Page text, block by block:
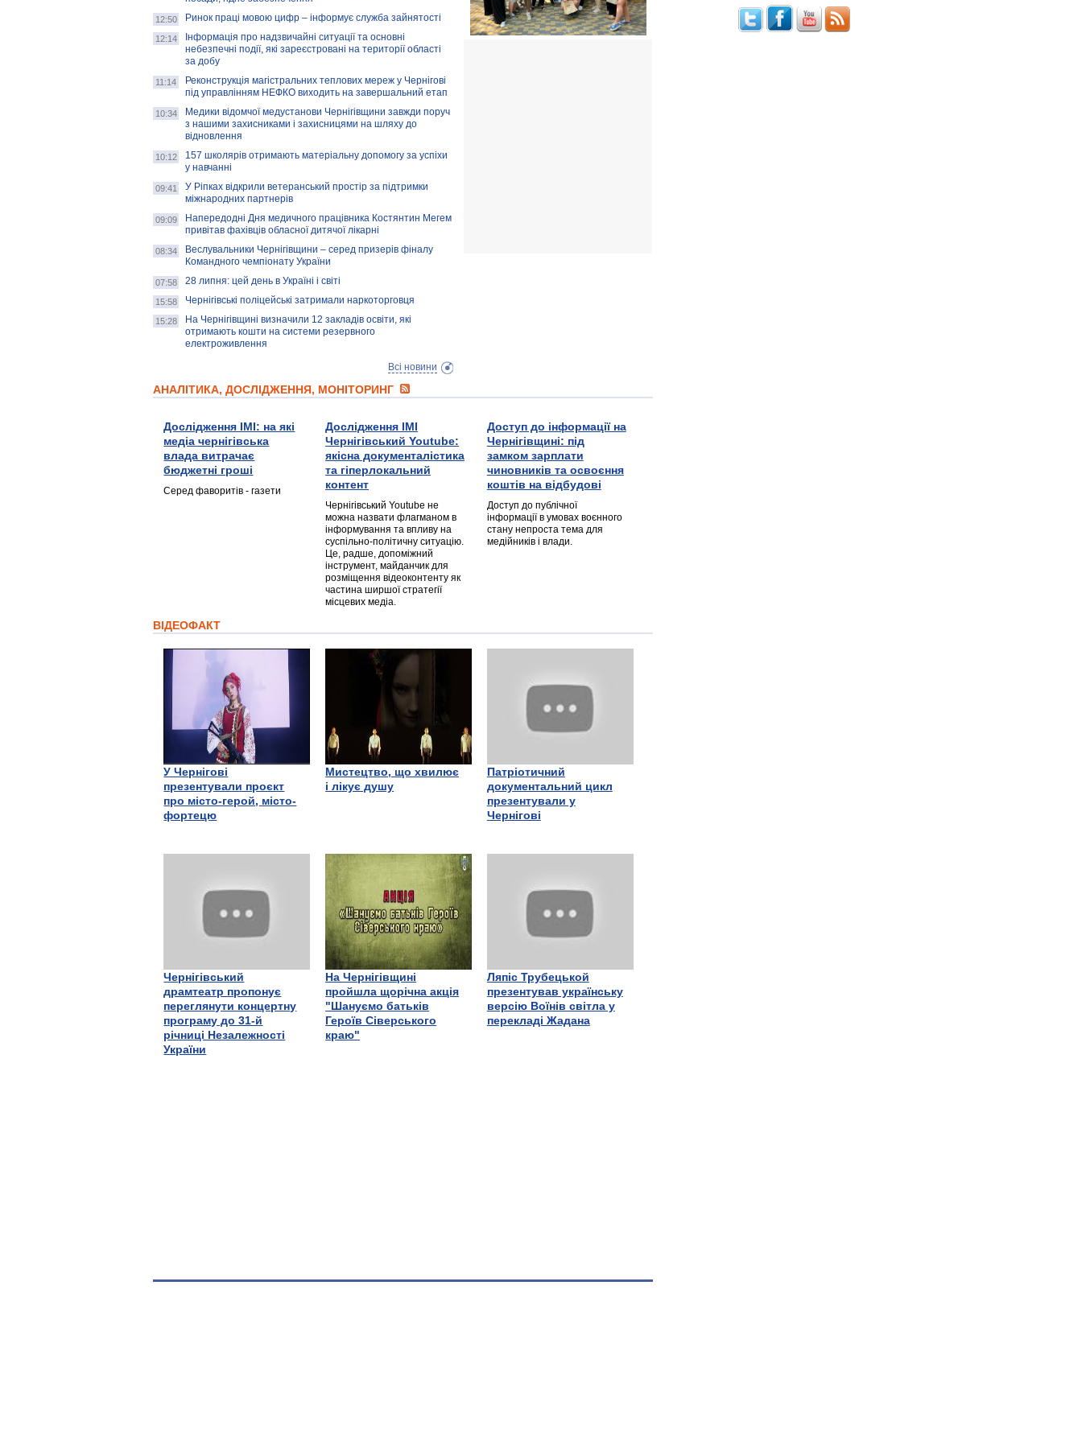
12:50 Ринок праці мовою цифр – інформує служба зайнятості
12:14
Інформація про надзвичайні ситуації та основні
небезпечні події, які зареєстровані на території області
за добу
11:14
Реконструкція магістральних теплових мереж у Чернігові
під управлінням НЕФКО виходить на завершальний етап
10:34
Медики відомчої медустанови Чернігівщини завжди поруч
з нашими захисниками і захисницями на шляху до
відновлення
10:12
157 школярів отримають матеріальну допомогу за успіхи
у навчанні
09:41
У Ріпках відкрили ветеранський простір за підтримки
міжнародних партнерів
09:09
Напередодні Дня медичного працівника Костянтин Мегем
привітав фахівців обласної дитячої лікарні
08:34
Веслувальники Чернігівщини – серед призерів фіналу
Командного чемпіонату України
07:58 28 липня: цей день в Україні і світі
15:58 Чернігівські поліцейські затримали наркоторговця
15:28
На Чернігівщині визначили 12 закладів освіти, які
отримають кошти на системи резервного
електроживлення
Всі новини
АНАЛІТИКА, ДОСЛІДЖЕННЯ, МОНІТОРИНГ
Дослідження ІМІ: на які
медіа чернігівська
влада витрачає
бюджетні гроші
Серед фаворитів - газети
Дослідження ІМІ
Чернігівський Youtube:
якісна документалістика
та гіперлокальний
контент
Чернігівський Youtube не
можна назвати флагманом в
інформування та впливу на
суспільно-політичну ситуацію.
Це, радше, допоміжний
інструмент, майданчик для
розміщення відеоконтенту як
частина ширшої стратегії
місцевих медіа.
Доступ до інформації на
Чернігівщині: під
замком зарплати
чиновників та освоєння
коштів на відбудові
Доступ до публічної
інформації в умовах воєнного
стану непроста тема для
медійників і влади.
ВІДЕОФАКТ
У Чернігові
презентували проєкт
про місто-герой, місто-
фортецю
Мистецтво, що хвилює
і лікує душу
Патріотичний
документальний цикл
презентували у
Чернігові
Чернігівський
драмтеатр пропонує
переглянути концертну
програму до 31-й
річниці Незалежності
України
На Чернігівщині
пройшла щорічна акція
"Шануємо батьків
Героїв Сіверського
краю"
Ляпіс Трубецькой
презентував українську
версію Воїнів світла у
перекладі Жадана